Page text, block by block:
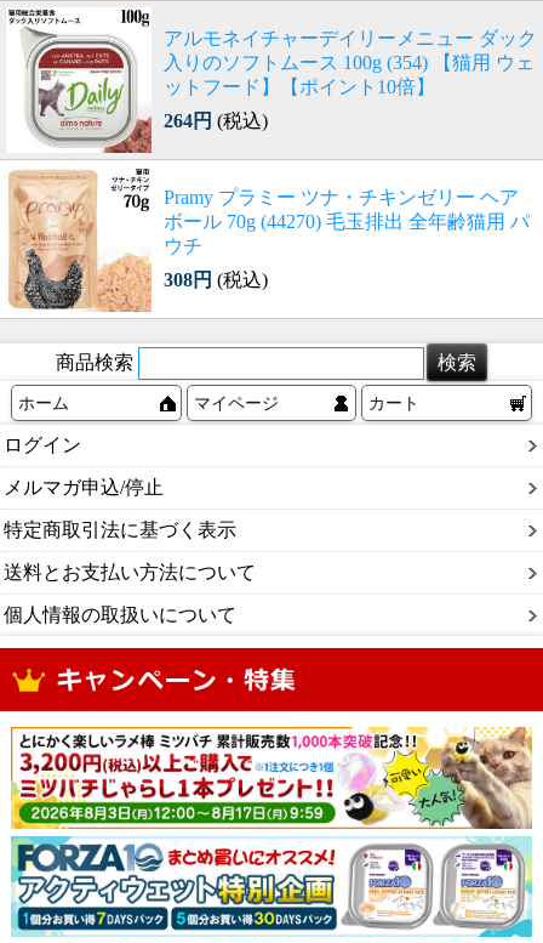
アルモネイチャーデイリーメニュー ダック
入りのソフトムース 100g (354) 【猫用 ウェ
ットフード】【ポイント10倍】
264円 (税込)
Pramy プラミー ツナ・チキンゼリー ヘア
ボール 70g (44270) 毛玉排出 全年齢猫用 パ
ウチ
308円 (税込)
商品検索
ホーム マイページ カート
ログイン
メルマガ申込/停止
特定商取引法に基づく表示
送料とお支払い方法について
個人情報の取扱いについて